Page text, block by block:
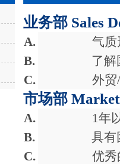
业务部 Sales
A.
气质
B.
了解
C.
外贸/
市场部
A. 1年
B.
具有
C.
优秀